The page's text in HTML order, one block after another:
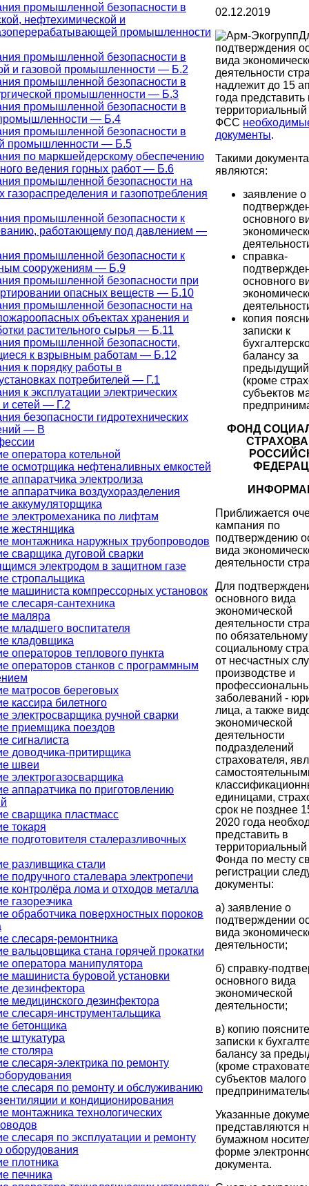
промышленной безопасности в
нефтехимической и
промышленности
промышленной безопасности в
и газовой промышленности — Б.2
промышленной безопасности в
промышленности — Б.3
промышленной безопасности в
— Б.4
промышленной безопасности в
промышленности — Б.5
по маркшейдерскому обеспечению
ведения горных работ — Б.6
промышленной безопасности на
газораспределения и газопотребления
промышленной безопасности к
работающему под давлением —
промышленной безопасности к
сооружениям — Б.9
промышленной безопасности при
опасных веществ — Б.10
промышленной безопасности на
объектах хранения и
растительного сырья — Б.11
промышленной безопасности,
к взрывным работам — Б.12
к порядку работы в
потребителей — Г.1
к эксплуатации электрических
и сетей — Г.2
безопасности гидротехнических
— В
оператора котельной
осмотрщика нефтеналивных емкостей
аппаратчика электролиза
аппаратчика воздухоразделения
аккумуляторщика
электромеханика по лифтам
жестянщика
монтажника наружных трубопроводов
сварщика дуговой сварки
электродом в защитном газе
стропальщика
машиниста компрессорных установок
слесаря-сантехника
маляра
младшего воспитателя
кладовщика
операторов теплового пункта
операторов станков с программным
матросов береговых
кассира билетного
электросварщика ручной сварки
приемщика поездов
сигналиста
доводчика-притирщика
швеи
электрогазосварщика
аппаратчика по приготовлению
сварщика пластмасс
токаря
подготовителя сталеразливочных
разливщика стали
подручного сталевара электропечи
контролёра лома и отходов металла
газорезчика
обработчика поверхностных пороков
слесаря-ремонтника
вальцовщика стана горячей прокатки
оператора манипулятора
машиниста буровой установки
дезинфектора
медицинского дезинфектора
слесаря-инструментальщика
бетонщика
штукатура
столяра
слесаря-электрика по ремонту
слесаря по ремонту и обслуживанию
и кондиционирования
монтажника технологических
слесаря по эксплуатации и ремонту
оборудования
плотника
печника
02.12.2019
подтверждения
вида
деятельности
надлежит до 15
года представить
территориальный
ФСС
документы.
Такими
являются:
заявление о
основного
справка-
основного
копия
записки к
балансу за
предыдущий
(кроме
субъектов
ФОНД
Приближается
кампания по
подтверждению
вида
деятельности
Для
основного вида
экономической
деятельности
по обязательному
социальному
от несчастных
производстве и
заболеваний -
лица, а также
экономической
деятельности
подразделений
страхователя,
единицами,
срок не позднее
2020 года
представить в
территориальный
Фонда по месту
регистрации
документы:
а) заявление о
подтверждении
вида
деятельности;
б) справку-
основного вида
экономической
деятельности;
в) копию
записки к
балансу за
(кроме
субъектов малого
Указанные
представляются
бумажном
форме
документа.